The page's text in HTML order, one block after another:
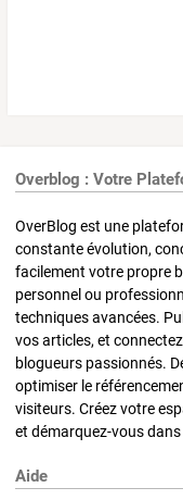
Overblog : Votre
OverBlog est une
constante évolution,
facilement votre propre
personnel ou
techniques avancées.
vos articles, et
blogueurs passionnés.
optimiser le
visiteurs. Créez votre
et démarquez-vous
Aide